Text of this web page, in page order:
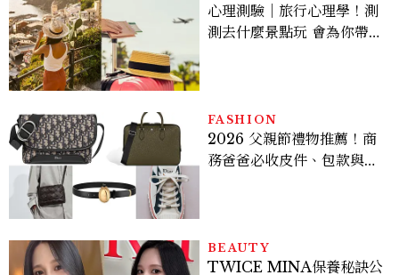
心理測驗｜旅行心理學！測
測去什麼景點玩 會為你帶來
FASHION
2026 父親節禮物推薦！商
務爸爸必收皮件、包款與鞋
BEAUTY
TWICE MINA保養秘訣公